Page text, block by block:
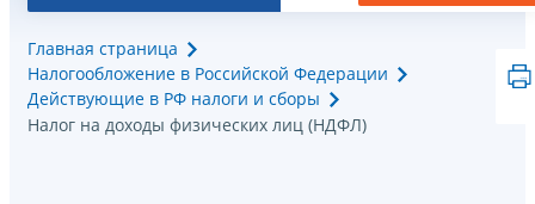
Главная страница
Налогообложение в Российской Федерации
Действующие в РФ налоги и сборы
Налог на доходы физических лиц (НДФЛ)